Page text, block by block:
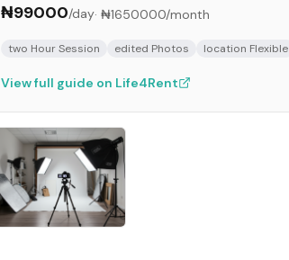
₦99000/day· ₦1650000/month
two Hour Session edited Photos location Flexible
View full guide on Life4Rent